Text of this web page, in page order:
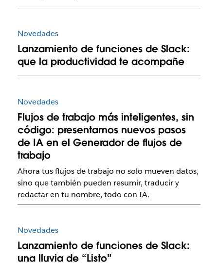
Novedades
Lanzamiento de funciones de Slack:
que la productividad te acompañe
Novedades
Flujos de trabajo más inteligentes, sin
código: presentamos nuevos pasos
de IA en el Generador de flujos de
trabajo
Ahora tus flujos de trabajo no solo mueven datos,
sino que también pueden resumir, traducir y
redactar en tu nombre, todo con IA.
Novedades
Lanzamiento de funciones de Slack:
una lluvia de “Listo”